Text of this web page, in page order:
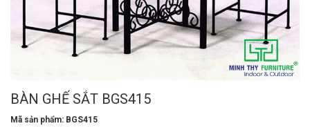
BÀN GHẾ SẮT BGS415
Mã sản phẩm: BGS415